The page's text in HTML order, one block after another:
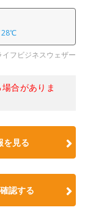
28℃
フビジネスウェザー
合がありま
を見る
認する